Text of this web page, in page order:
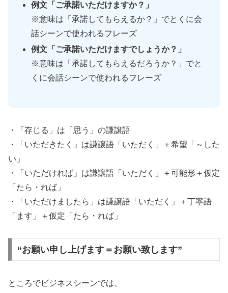
例文「ご承諾いただけますか？」
※意味は「承諾してもらえるか？」でとくに会
話シーンで使われるフレーズ
例文「ご承諾いただけますでしょうか？」
※意味は「承諾してもらえるだろうか？」でと
くに会話シーンで使われるフレーズ
・「存じる」は「思う」の謙譲語
・「いただきたく」は謙譲語「いただく」＋希望「～した
い」
・「いただければ」は謙譲語「いただく」＋可能形＋仮定
「たら・れば」
・「いただけましたら」は謙譲語「いただく」＋丁寧語
「ます」＋仮定「たら・れば」
“お願い申し上げます＝お願い致します”
ところでビジネスシーンでは、